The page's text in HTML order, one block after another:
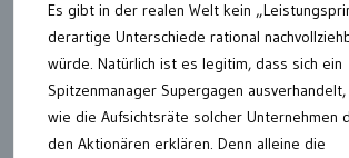
Es gibt in der realen Welt kein
derartige Unterschiede rational
würde. Natürlich ist es legitim, dass sich ein
Spitzenmanager Supergagen
wie die Aufsichtsräte solcher Unternehmen
den Aktionären erklären. Denn alleine die